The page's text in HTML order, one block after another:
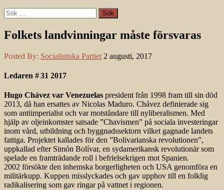
Sök
efter:
Folkets landvinningar måste försvaras
Posted By: Socialistiska Partiet 2 augusti, 2017
Ledaren # 31 2017
Hugo Chávez var Venezuelas president från 1998 fram till sin död
2013, då han ersattes av Nicolas Maduro. Chávez definierade sig
som antiimperialist och var motståndare till nyliberalismen. Med
hjälp av oljeinkomster satsade ”Chavismen” på sociala investeringar
inom vård, utbildning och byggnadssektorn vilket gagnade landets
fattiga. Projektet kallades för den ”Bolivarianska revolutionen”,
uppkallad efter Simón Bolívar, en sydamerikansk revolutionär som
spelade en framträdande roll i befrielsekrigen mot Spanien.
2002 försökte den inhemska borgerligheten och USA genomföra en
militärkupp. Kuppen misslyckades och gav upphov till en folklig
radikalisering som gav ringar på vattnet i regionen.